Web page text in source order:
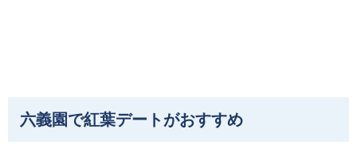
六義園で紅葉デートがおすすめ